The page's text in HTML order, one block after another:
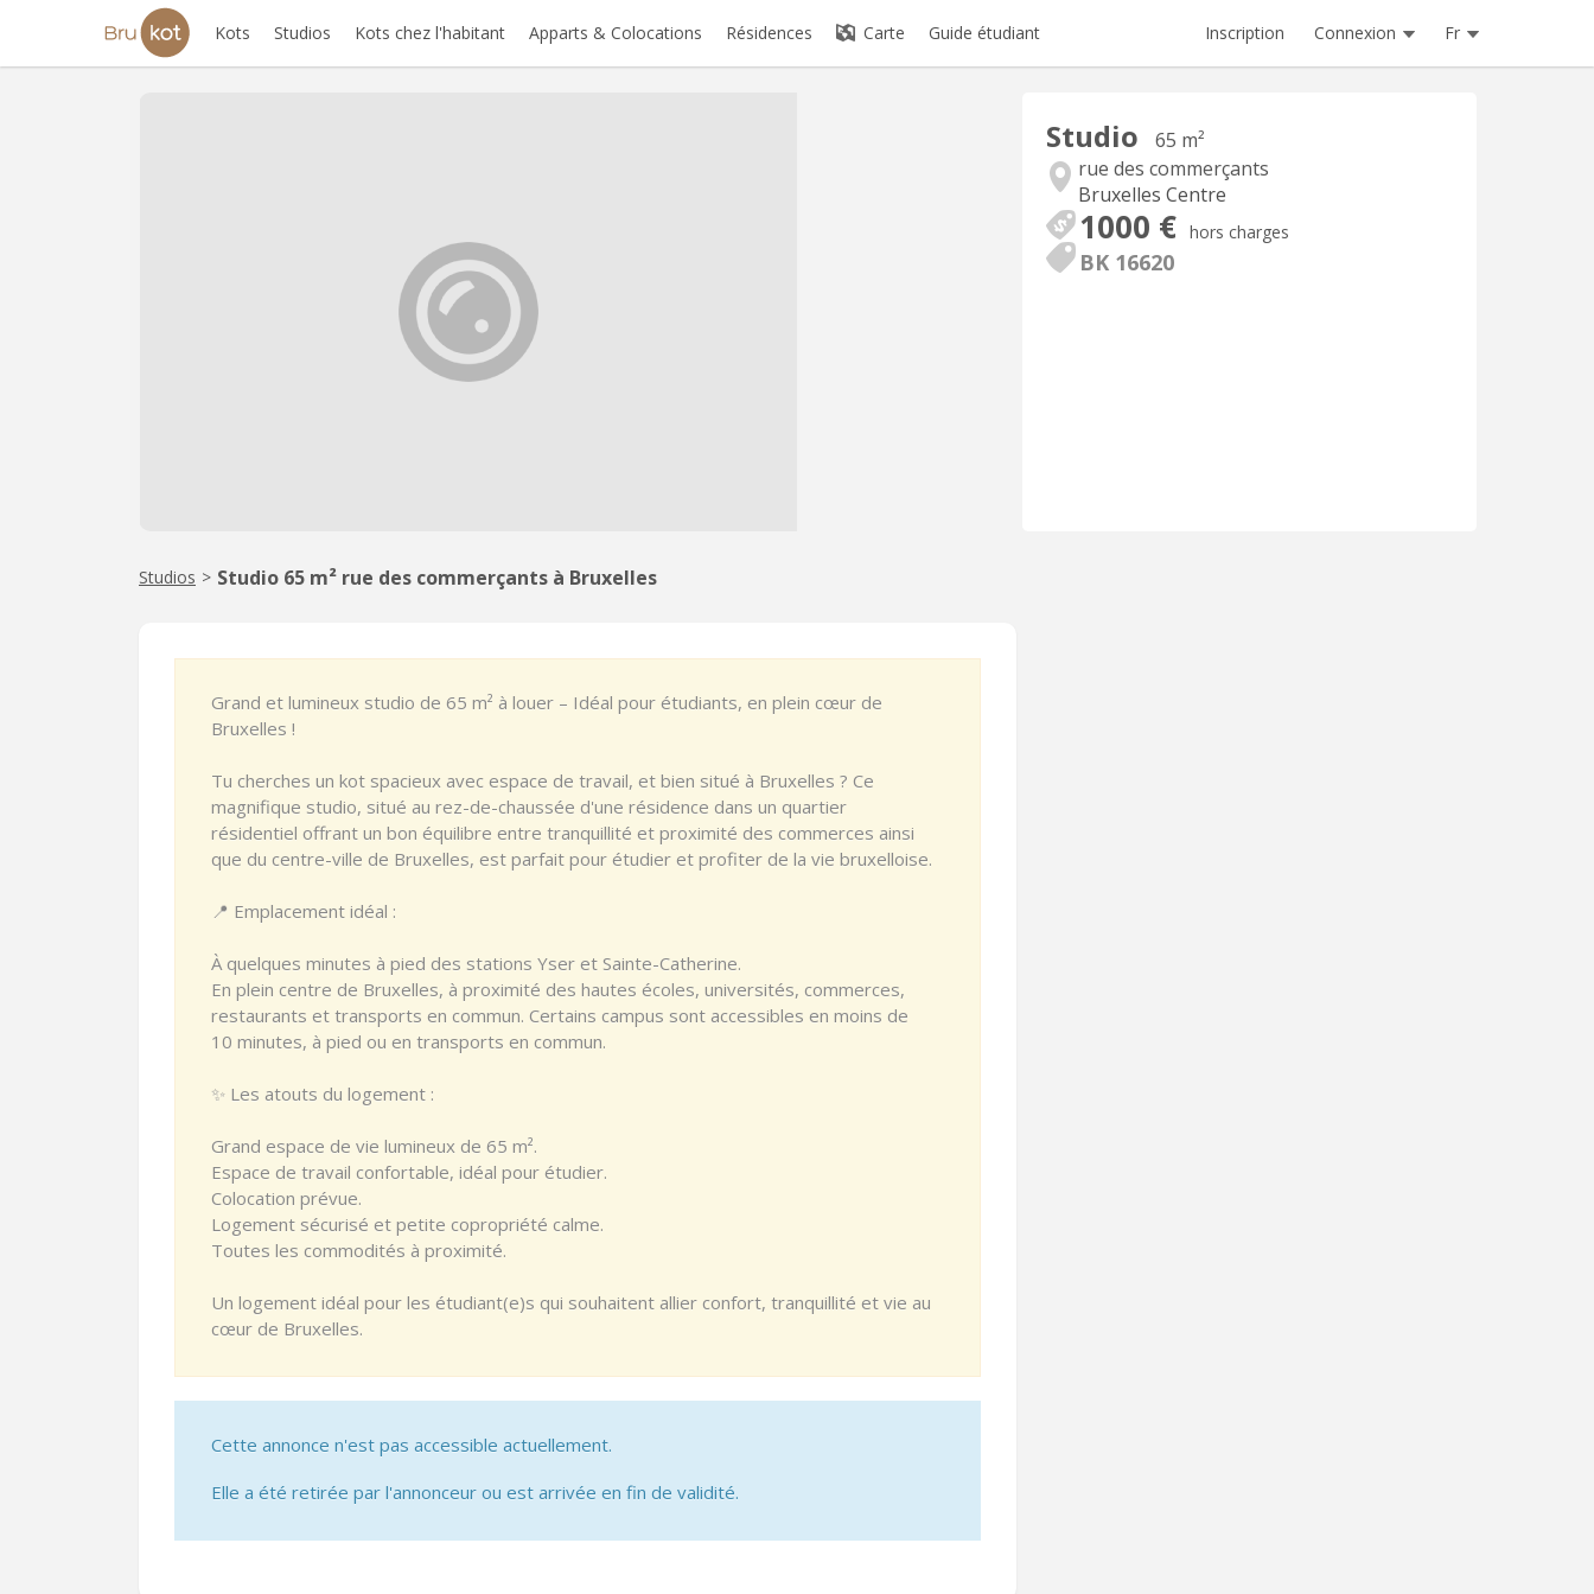
Kots Studios Kots chez l'habitant Apparts & Colocations Résidences Carte Guide étudiant Inscription Connexion Fr
Studio
65 m²
rue des commerçants
Bruxelles Centre
1000 € hors charges
BK 16620
Studios > Studio 65 m² rue des commerçants à Bruxelles
Grand et lumineux studio de 65 m² à louer – Idéal pour étudiants, en plein cœur de
Bruxelles !
Tu cherches un kot spacieux avec espace de travail, et bien situé à Bruxelles ? Ce
magnifique studio, situé au rez-de-chaussée d'une résidence dans un quartier
résidentiel offrant un bon équilibre entre tranquillité et proximité des commerces ainsi
que du centre-ville de Bruxelles, est parfait pour étudier et profiter de la vie bruxelloise.
📍 Emplacement idéal :
À quelques minutes à pied des stations Yser et Sainte-Catherine.
En plein centre de Bruxelles, à proximité des hautes écoles, universités, commerces,
restaurants et transports en commun. Certains campus sont accessibles en moins de
10 minutes, à pied ou en transports en commun.
✨ Les atouts du logement :
Grand espace de vie lumineux de 65 m².
Espace de travail confortable, idéal pour étudier.
Colocation prévue.
Logement sécurisé et petite copropriété calme.
Toutes les commodités à proximité.
Un logement idéal pour les étudiant(e)s qui souhaitent allier confort, tranquillité et vie au
cœur de Bruxelles.
Cette annonce n'est pas accessible actuellement.
Elle a été retirée par l'annonceur ou est arrivée en fin de validité.